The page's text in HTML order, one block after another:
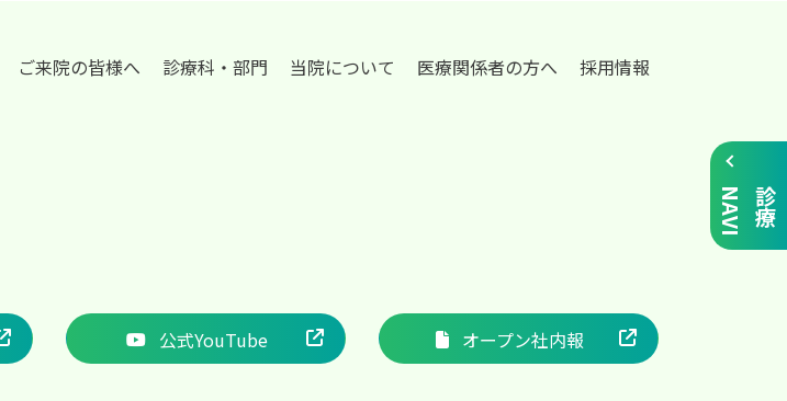
診
療
N
A
V
I
ご来院の皆様へ 診療科・部門 当院について 医療関係者の方へ 採用情報
公式YouTube オープン社内報